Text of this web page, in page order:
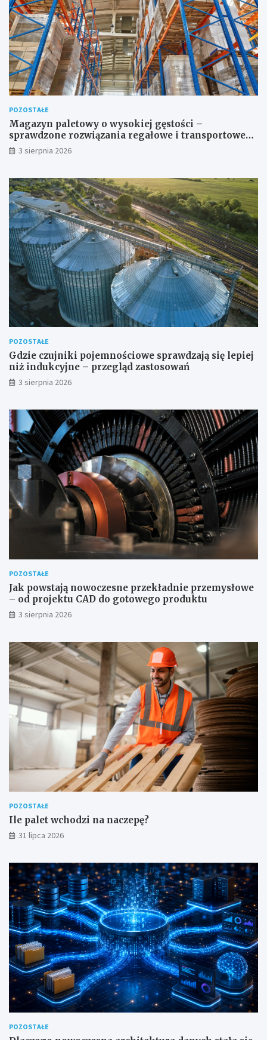
POZOSTAŁE
Magazyn paletowy o wysokiej gęstości –
sprawdzone rozwiązania regałowe i transportowe
dla wymagających przestrzeni
3 sierpnia 2026
POZOSTAŁE
Gdzie czujniki pojemnościowe sprawdzają się lepiej
niż indukcyjne – przegląd zastosowań
3 sierpnia 2026
POZOSTAŁE
Jak powstają nowoczesne przekładnie przemysłowe
– od projektu CAD do gotowego produktu
3 sierpnia 2026
POZOSTAŁE
Ile palet wchodzi na naczepę?
31 lipca 2026
POZOSTAŁE